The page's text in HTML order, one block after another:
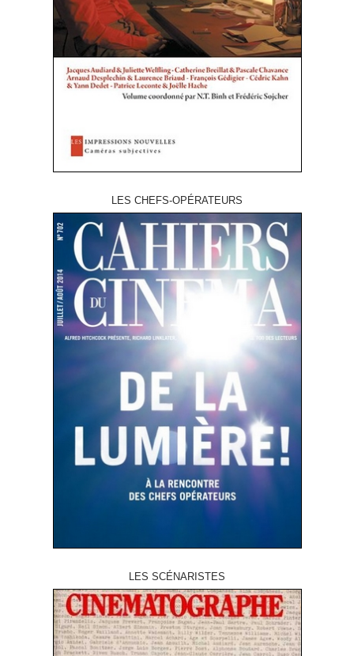
LES CHEFS-OPÉRATEURS
LES SCÉNARISTES